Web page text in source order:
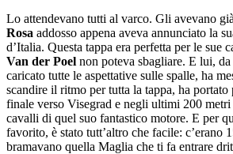
Lo attendevano tutti al varco. Gli avevano
Rosa addosso appena aveva annunciato la
d’Italia. Questa tappa era perfetta per le sue
Van der Poel non poteva sbagliare. E lui,
caricato tutte le aspettative sulle spalle, ha
scandire il ritmo per tutta la tappa, ha portato
finale verso Visegrad e negli ultimi 200
cavalli di quel suo fantastico motore. E per
favorito, è stato tutt’altro che facile: c’erano
bramavano quella Maglia che ti fa entrare